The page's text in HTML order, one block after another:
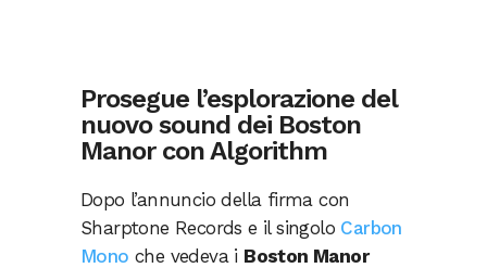
Prosegue l’esplorazione del
nuovo sound dei Boston
Manor con Algorithm
Dopo l’annuncio della firma con
Sharptone Records e il singolo Carbon
Mono che vedeva i Boston Manor